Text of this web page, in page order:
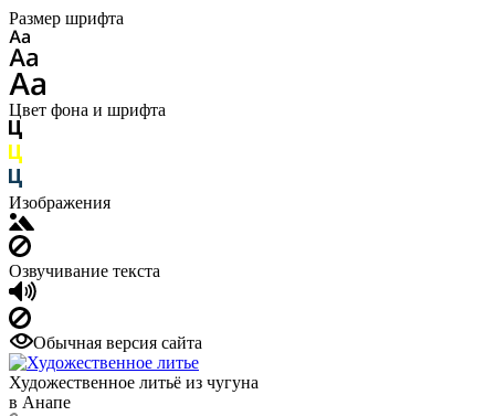
Размер шрифта
Цвет фона и шрифта
Изображения
Озвучивание текста
Обычная версия сайта
Художественное литьё из чугуна
в Анапе